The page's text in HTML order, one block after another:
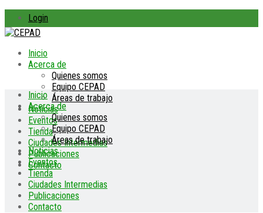
Login
Inicio
Acerca de
Quienes somos
Equipo CEPAD
Áreas de trabajo
Noticias
Eventos
Tienda
Ciudades Intermedias
Publicaciones
Contacto
Inicio
Acerca de
Quienes somos
Equipo CEPAD
Áreas de trabajo
Noticias
Eventos
Tienda
Ciudades Intermedias
Publicaciones
Contacto